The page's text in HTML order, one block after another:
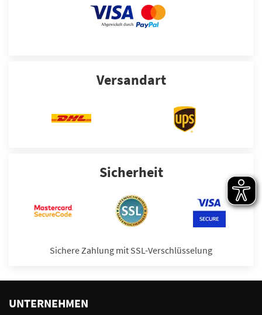
Versandart
Sicherheit
Sichere Zahlung mit SSL-Verschlüsselung
UNTERNEHMEN